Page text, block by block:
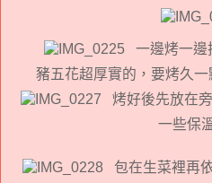
一邊烤一邊
豬五花超厚實的，要烤久
烤好後先放在
一些保
包在生菜裡再